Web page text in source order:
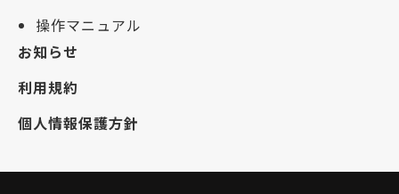
操作マニュアル
お知らせ
利用規約
個人情報保護方針